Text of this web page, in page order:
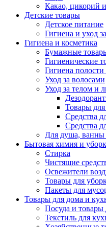
Какао, цикорий
Детские товары
Детское питание
Гигиена и уход
Гигиена и косметика
Бумажные
Гигиенические
Гигиена полости
Уход за волосами
Уход за телом и
Товары для
Средства
Средства
Для душа, ванны
Бытовая химия и
Стирка
Чистящие
Освежители
Товары для
Пакеты для
Товары для дома и
Посуда и
Текстиль для